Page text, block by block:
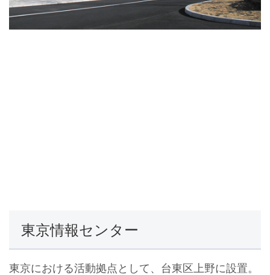
東京情報センター
東京における活動拠点として、台東区上野に設置。